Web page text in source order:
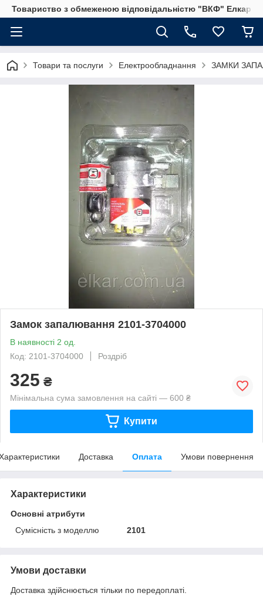
Товариство з обмеженою відповідальністю "ВКФ" Елкар"
Товари та послуги Електрообладнання ЗАМКИ
Замок запалювання 2101-3704000
В наявності 2 од.
Код: 2101-3704000
Роздріб
325 ₴
Мінімальна сума замовлення на сайті — 600 ₴
Купити
Доставка Оплата Умови повернення
Характеристики
Основні атрибути
Сумісність з моделлю
2101
Умови доставки
Доставка здійснюється тільки по передоплаті.